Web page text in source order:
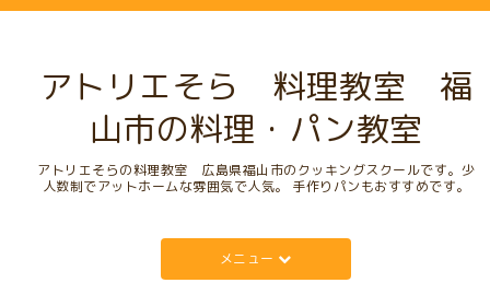
アトリエそら 料理教室 福
山市の料理・パン教室
アトリエそらの料理教室 広島県福山市のクッキングスクールです。少
人数制でアットホームな雰囲気で人気。 手作りパンもおすすめです。
メニュー